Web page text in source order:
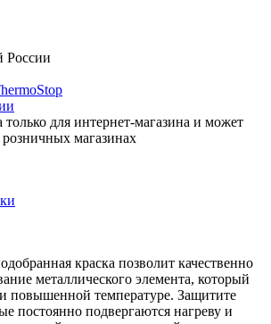
России
только для интернет-магазина и может
розничных магазинах
краска позволит качественно
металлического элемента, который
повышенной температуре. Защитите
постоянно подвергаются нагреву и